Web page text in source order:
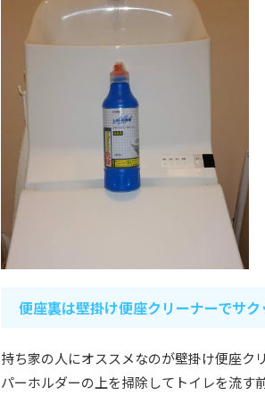
便座裏は壁掛け便座クリーナーでサク
持ち家の人にオススメなのが壁掛け便座ク
パーホルダーの上を掃除してトイレを流す